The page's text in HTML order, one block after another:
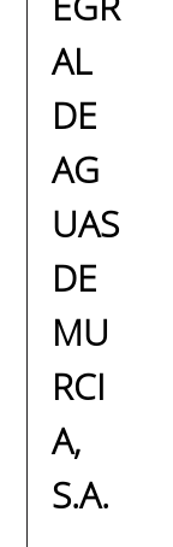
AL
DE
AG
UAS
DE
MU
RCI
A,
S.A.